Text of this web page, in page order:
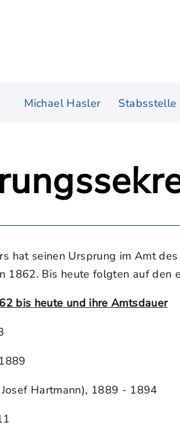
Michael Hasler Stabsstelle
hat seinen Ursprung im Amt
1862. Bis heute folgten auf
bis heute und ihre Amtsdauer
Hartmann), 1889 - 1894